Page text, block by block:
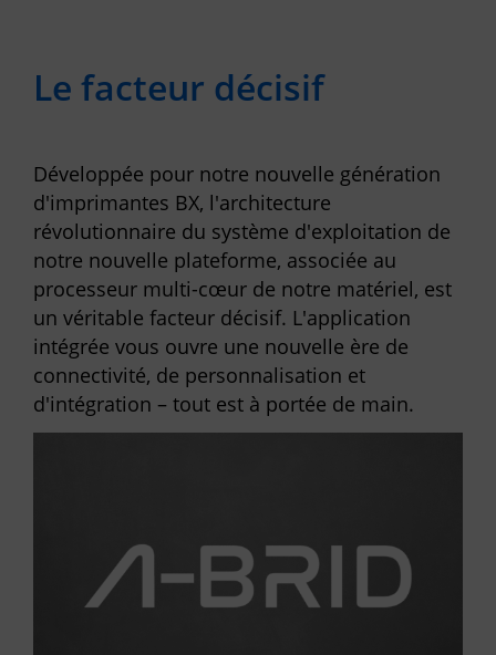
Le facteur décisif
Développée pour notre nouvelle génération
d'imprimantes BX, l'architecture
révolutionnaire du système d'exploitation de
notre nouvelle plateforme, associée au
processeur multi-cœur de notre matériel, est
un véritable facteur décisif. L'application
intégrée vous ouvre une nouvelle ère de
connectivité, de personnalisation et
d'intégration – tout est à portée de main.